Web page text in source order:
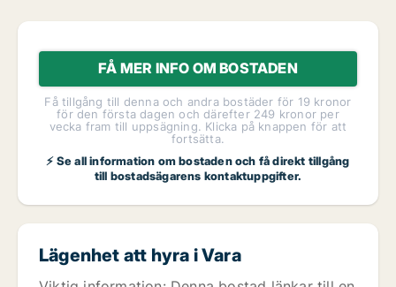
FÅ MER INFO OM BOSTADEN
Få tillgång till denna och andra bostäder för 19 kronor
för den första dagen och därefter 249 kronor per
vecka fram till uppsägning. Klicka på knappen för att
fortsätta.
⚡ Se all information om bostaden och få direkt tillgång
till bostadsägarens kontaktuppgifter.
Lägenhet att hyra i Vara